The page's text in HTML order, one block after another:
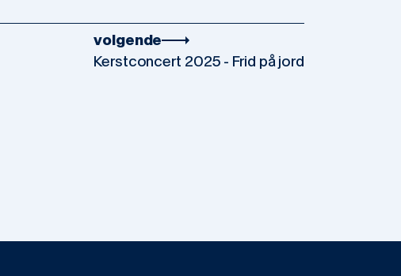
volgende
Kerstconcert 2025 - Frid på jord